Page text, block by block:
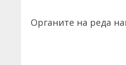
Органите на реда